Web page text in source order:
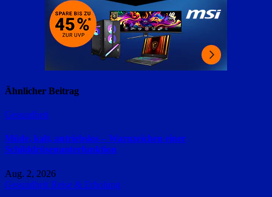
Ähnlicher Beitrag
Gesundheit
Müde, kalt, antriebslos – Warnzeichen einer
Schilddrüsenunterfunktion
Aug. 2, 2026
Gesundheit Reise & Erholung